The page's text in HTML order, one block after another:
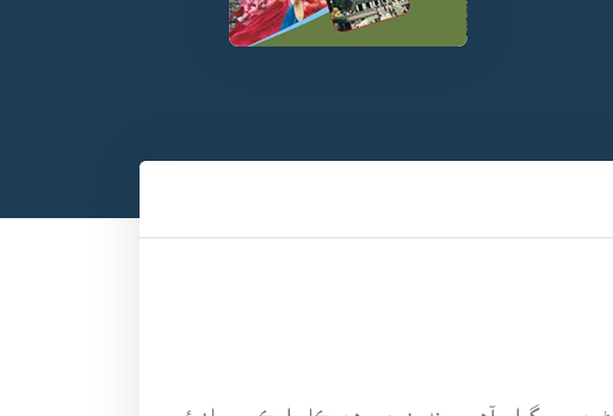
جو پروگرام آهي. مندرن جي هن ڪامپليڪس سان ئي